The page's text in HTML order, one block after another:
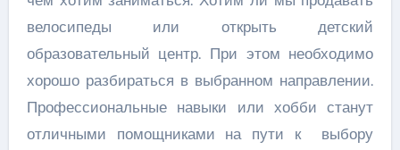
велосипеды или открыть детский
образовательный центр. При этом необходимо
хорошо разбираться в выбранном направлении.
Профессиональные навыки или хобби станут
отличными помощниками на пути к выбору